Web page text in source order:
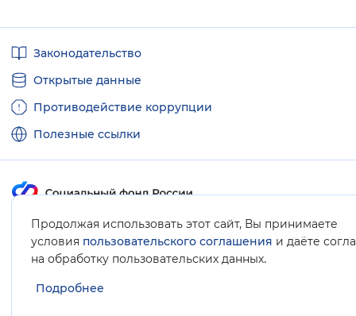
Продолжая использовать этот сайт, Вы принимаете
условия пользовательского соглашения и даёте
на обработку пользовательских данных.
Подробнее
ссылкиЗаконодательство
Открытые данные
Противодействие коррупции
Полезные ссылки
Карта сайта